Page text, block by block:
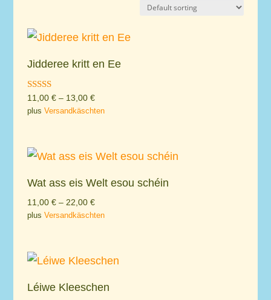
Jidderee kritt en Ee
Rated
4.50
out of 5
11,00 €– 13,00 €
plus Versandkäschten
Wat ass eis Welt esou schéin
11,00 €– 22,00 €
plus Versandkäschten
Léiwe Kleeschen